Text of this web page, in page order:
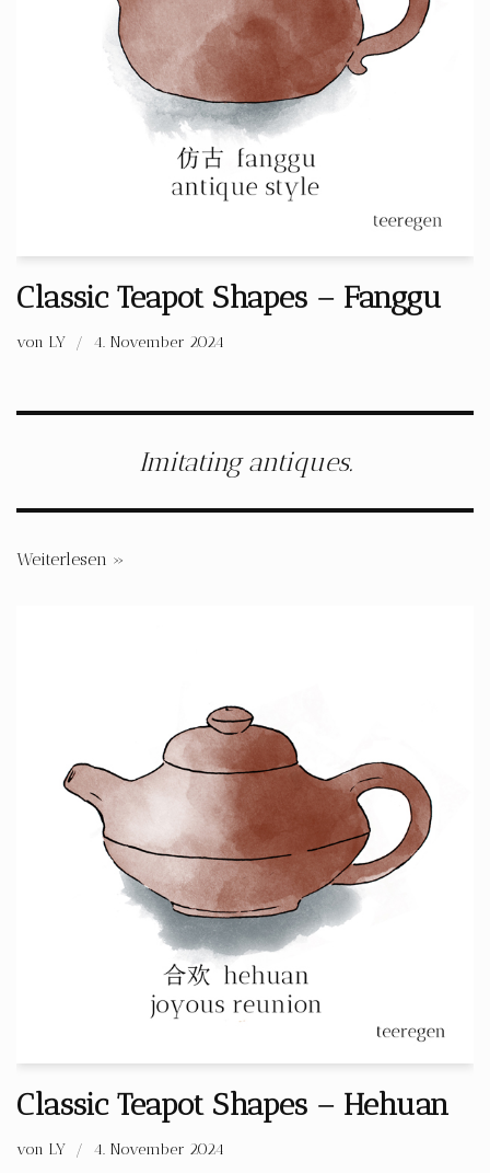
Classic Teapot Shapes – Fanggu
von LY 4. November 2024
Imitating antiques.
Weiterlesen »
Classic Teapot Shapes – Hehuan
von LY 4. November 2024